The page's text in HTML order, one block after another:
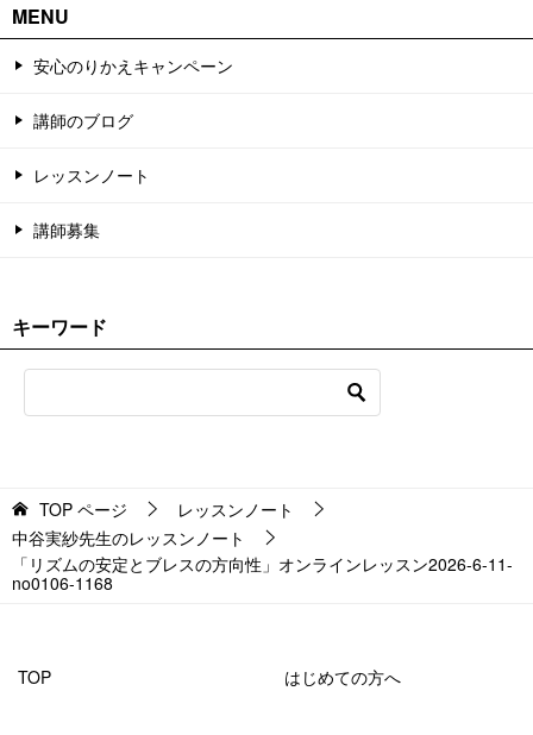
MENU
安心のりかえキャンペーン
講師のブログ
レッスンノート
講師募集
キーワード
TOP ページ
レッスンノート
中谷実紗先生のレッスンノート
「リズムの安定とブレスの方向性」オンラインレッスン2026-6-11-
no0106-1168
TOP はじめての方へ